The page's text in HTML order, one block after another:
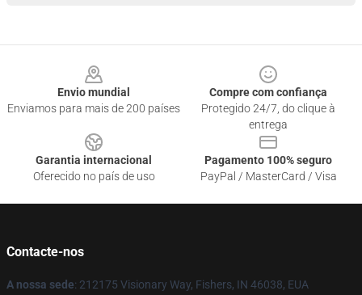
Envio mundial
Enviamos para mais de 200 países
Compre com confiança
Protegido 24/7, do clique à
entrega
Garantia internacional
Oferecido no país de uso
Pagamento 100% seguro
PayPal / MasterCard / Visa
Contacte-nos
A nossa sede: 212175 Visionary Way, Fishers, IN 46038, EUA